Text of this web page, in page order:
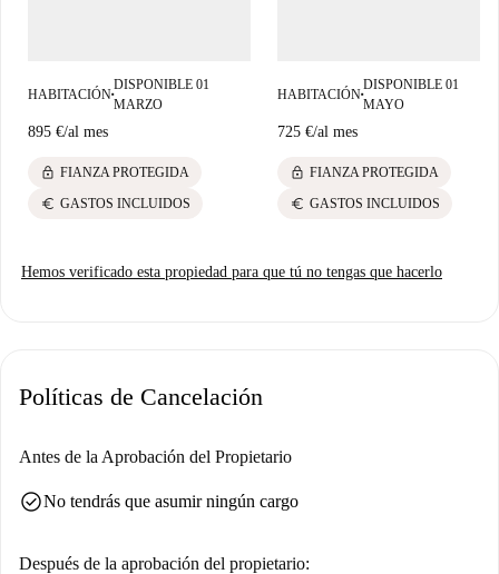
HABITACIÓN■
DISPONIBLE 01
MARZO
895 €/al mes
lock FIANZA PROTEGIDA
euro GASTOS INCLUIDOS
HABITACIÓN■
DISPONIBLE 01
MAYO
725 €/al mes
lock FIANZA PROTEGIDA
euro GASTOS INCLUIDOS
Hemos verificado esta propiedad para que tú no tengas que hacerlo
Políticas de Cancelación
Antes de la Aprobación del Propietario
check_circleNo tendrás que asumir ningún cargo
Después de la aprobación del propietario: